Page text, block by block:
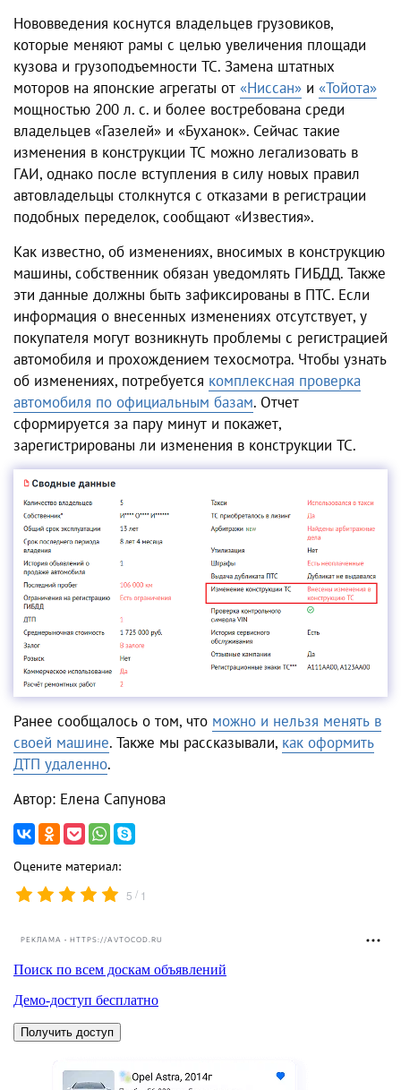
Нововведения коснутся владельцев грузовиков,
которые меняют рамы с целью увеличения площади
кузова и грузоподъемности ТС. Замена штатных
моторов на японские агрегаты от «Ниссан» и «Тойота»
мощностью 200 л. с. и более востребована среди
владельцев «Газелей» и «Буханок». Сейчас такие
изменения в конструкции ТС можно легализовать в
ГАИ, однако после вступления в силу новых правил
автовладельцы столкнутся с отказами в регистрации
подобных переделок, сообщают «Известия».
Как известно, об изменениях, вносимых в конструкцию
машины, собственник обязан уведомлять ГИБДД. Также
эти данные должны быть зафиксированы в ПТС. Если
информация о внесенных изменениях отсутствует, у
покупателя могут возникнуть проблемы с регистрацией
автомобиля и прохождением техосмотра. Чтобы узнать
об изменениях, потребуется комплексная проверка
автомобиля по официальным базам. Отчет
сформируется за пару минут и покажет,
зарегистрированы ли изменения в конструкции ТС.
Ранее сообщалось о том, что можно и нельзя менять в
своей машине. Также мы рассказывали, как оформить
ДТП удаленно.
Автор: Елена Сапунова
Оцените материал:
5 / 1
РЕКЛАМА • HTTPS://AVTOCOD.RU